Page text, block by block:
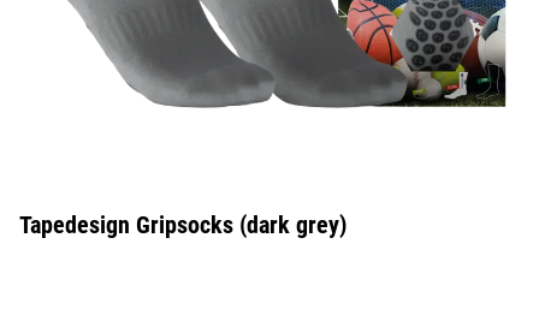
Tapedesign Gripsocks (dark grey)